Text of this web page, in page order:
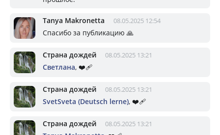
Tanya Makronetta 08.05.2025 12:54
Спасибо за публикацию 🙏
Страна дождей 08.05.2025 13:21
Светлана, ❤️‍🩹
Страна дождей 08.05.2025 13:21
SvetSveta (Deutsch lerne), ❤️‍🩹
Страна дождей 08.05.2025 13:21